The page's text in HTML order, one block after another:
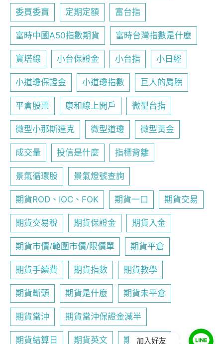
委買委賣 定期定額 富台指
富時中國A50指數期貨 富時台灣指數是什麼
寶塔線 小台保證金 小台指 小日經
小道瓊保證金 小道瓊指數 巨人的肩膀
平倉股票 康和線上開戶 微型台指
微型小那斯達克 微型道瓊 微型黃金
成交量 投信是什麼 指標背離
景氣循環股 景氣燈號查詢
期貨ROD、IOC、FOK 期貨一口 期貨交易
期貨交易稅 期貨保證金 期貨入金
期貨市價/範圍市價/限價單 期貨平倉
期貨手續費 期貨指數 期貨教學
期貨斷頭 期貨是什麼 期貨未平倉
期貨當沖 期貨當沖保證金減半
期貨結算日 期貨英文 期貨行事曆
加入好友